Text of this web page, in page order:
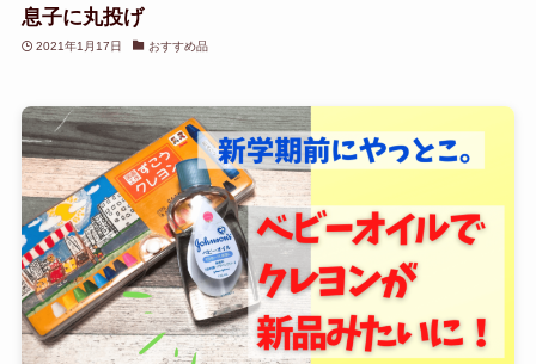
息子に丸投げ
2021年1月17日 おすすめ品